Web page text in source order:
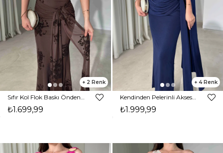
2
₺1.699,99
4
Kendinden Pelerinli Aksesuarlı Drape Detaylı Maxi Lacivert Sienna Kadın Elbise 26Y239
₺1.999,99